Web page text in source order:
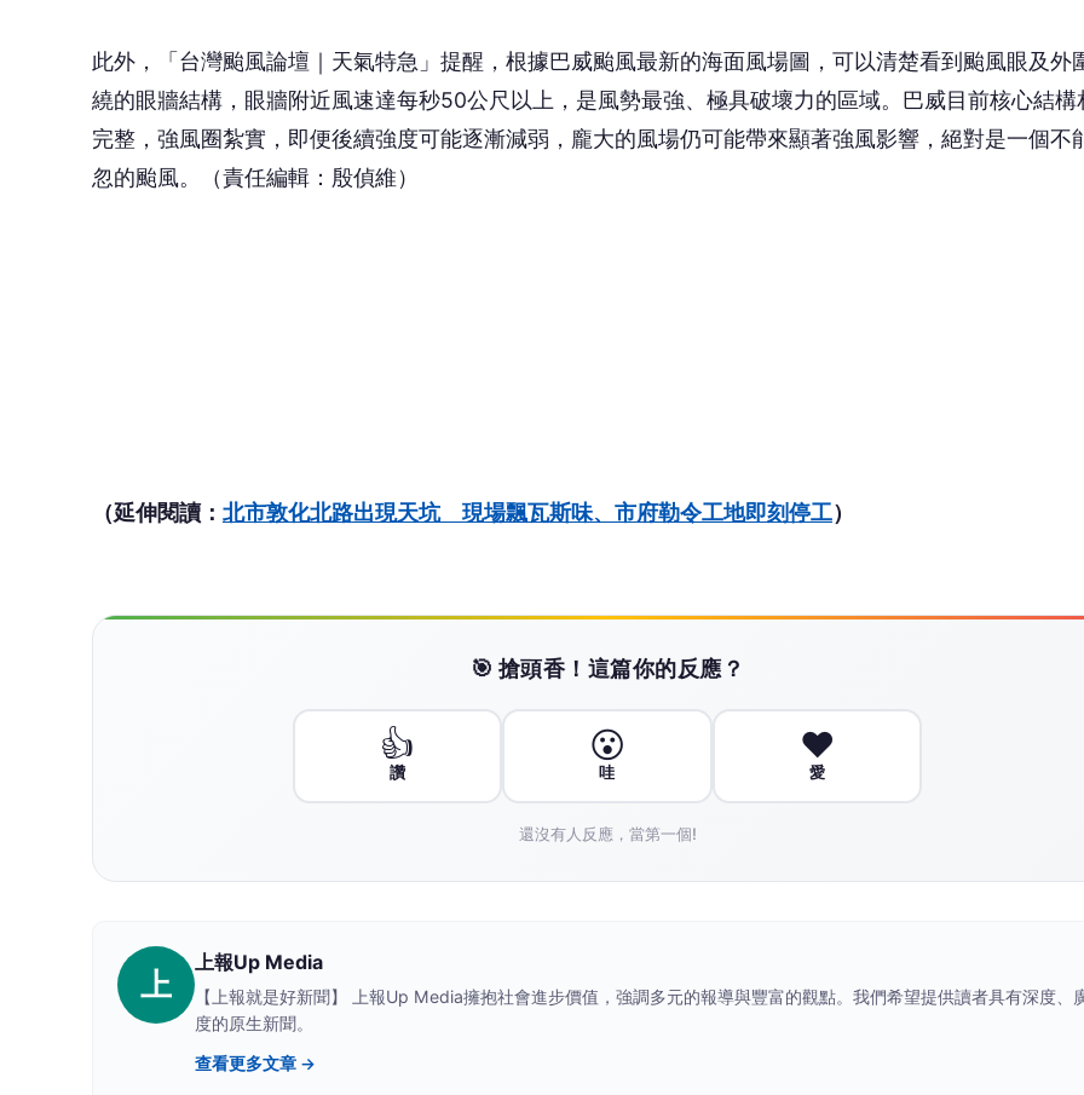
此外，「台灣颱風論壇｜天氣特急」提醒，根據巴威颱風最新的海面風場圖，可以清楚看到颱風眼及外
繞的眼牆結構，眼牆附近風速達每秒50公尺以上，是風勢最強、極具破壞力的區域。巴威目前核心結構
完整，強風圈紮實，即便後續強度可能逐漸減弱，龐大的風場仍可能帶來顯著強風影響，絕對是一個不
忽的颱風。（責任編輯：殷偵維）
（延伸閱讀： 北市敦化北路出現天坑 現場飄瓦斯味、市府勒令工地即刻停工）
🎯 搶頭香！這篇你的反應？
👍
讚
😮
哇
❤️
愛
還沒有人反應，當第一個!
上
上報Up Media
【上報就是好新聞】 上報Up Media擁抱社會進步價值，強調多元的報導與豐富的觀點。我們希望提供讀者具有深度、
度的原生新聞。
查看更多文章 →